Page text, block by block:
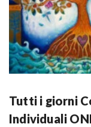
Tutti i giorni
Individuali